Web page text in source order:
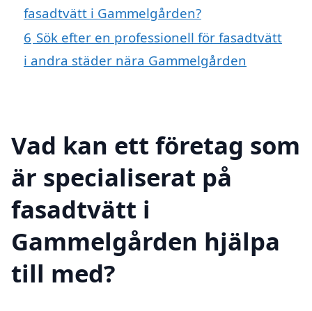
fasadtvätt i Gammelgården?
6 Sök efter en professionell för fasadtvätt
i andra städer nära Gammelgården
Vad kan ett företag som
är specialiserat på
fasadtvätt i
Gammelgården hjälpa
till med?